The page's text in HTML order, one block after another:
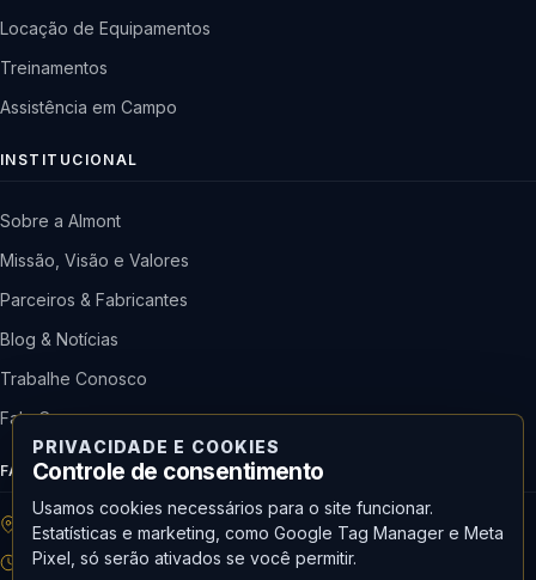
Locação de Equipamentos
Treinamentos
Assistência em Campo
INSTITUCIONAL
Sobre a Almont
Missão, Visão e Valores
Parceiros & Fabricantes
Blog & Notícias
Trabalhe Conosco
Fale Conosco
FALE COM A ALMONT
R: Horácio de Castilho, 284 Vila Maria | São Paulo-SP
08h às 18h | Seg. a Qui. | 08h às 17h | Sex.
PRIVACIDADE E COOKIES
Controle de consentimento
Usamos cookies necessários para o site funcionar.
Estatísticas e marketing, como Google Tag Manager e Meta
Pixel, só serão ativados se você permitir.